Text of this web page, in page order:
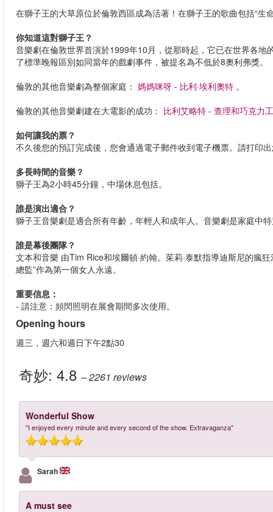
在獅子王的大草原位於倫敦西區成為活著！在獅子王的歌曲包括“生
你知道這對獅子王？
音樂劇在倫敦世界首演於1999年10月，從那時起，它已在世界各
了標準晚報區別如同當年的戲劇事件，被提名為不低於8奧利弗獎。
倫敦的其他音樂劇為整個家庭： 媽媽咪呀 - 比利·埃利奧特 。
倫敦的其他音樂劇建在大電影的成功： 比利艾略特 - 查理和巧克力
如何讓我的票？
不久後您的預訂完成後，您會通過電子郵件收到電子機票。請打印
多長時間的音樂？
獅子王為2小時45分鐘，中場休息包括。
誰是演出適合？
獅子王音樂劇是適合所有年齡，年輕人和成年人。音樂劇是家庭中
誰是幕後團隊？
文本和音樂 由Tim Rice和埃爾頓·約翰。茱莉·泰默指導迪斯尼的瘋
總監”作為第一個女人永遠。
重要信息：
- 請注意：頻閃照明在展會期間多次使用。
Opening hours
週三，週六和週日下午2點30
奇妙: 4.8 – 2261 reviews
Wonderful Show
"I enjoyed every minute and every second of the show. Extravaganza"
Sarah
A must see